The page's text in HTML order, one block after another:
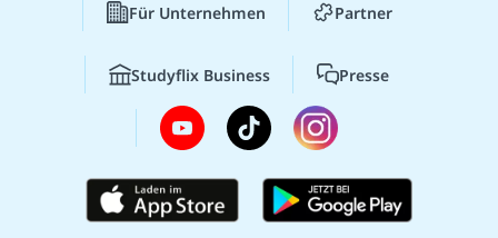
Für Unternehmen Partner
Studyflix Business Presse